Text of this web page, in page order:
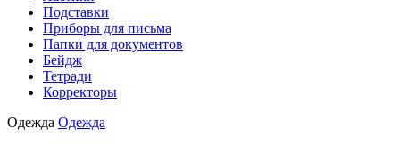
Подставки
Приборы для письма
Папки для документов
Бейдж
Тетради
Корректоры
Одежда Одежда